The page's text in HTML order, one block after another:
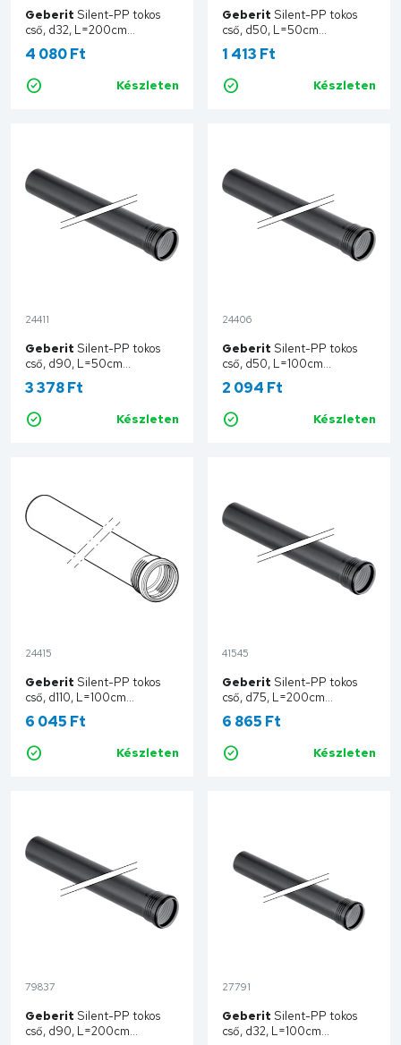
Geberit Silent-PP tokos
cső, d32, L=200cm
390.006.14.1
4 080 Ft
Készleten
Kosárba
Geberit Silent-PP tokos
cső, d50, L=50cm
390.202.14.1
1 413 Ft
Készleten
Kosárba
24411
Geberit Silent-PP tokos
cső, d90, L=50cm
390.402.14.1
3 378 Ft
Készleten
Kosárba
24406
Geberit Silent-PP tokos
cső, d50, L=100cm
390.204.14.1
2 094 Ft
Készleten
Kosárba
24415
Geberit Silent-PP tokos
cső, d110, L=100cm
390.504.14.1
6 045 Ft
Készleten
Kosárba
41545
Geberit Silent-PP tokos
cső, d75, L=200cm
390.306.14.1
6 865 Ft
Készleten
Kosárba
79837
Geberit Silent-PP tokos
cső, d90, L=200cm
27791
Geberit Silent-PP tokos
cső, d32, L=100cm